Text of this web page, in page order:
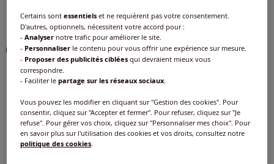
Choisir une couleur :
Taille :
Veuillez sélectionner une taille
38/40 -Disponible dans 2 semaines
Guide des tailles
25€
Certains sontessentiels et ne requièrent pas votre consentement.
D'autres, optionnels, nécessitent votre accord pour :
-Analyser notre trafic pour améliorer le site.
- Personnaliser le contenu pour vous offrir une expérience sur mesure.
- Proposer des publicités ciblées qui devraient mieux vous
correspondre.
- Faciliter lepartage sur les réseaux sociaux
Vous pouvez les modifier en cliquant sur "Gestion des cookies". Pour
consentir, cliquez sur "Accepter et fermer". Pour refuser, cliquez sur "Je
refuse". Pour gérer vos choix, cliquez sur "Personnaliser mes choix". Pour
en savoir plus sur l'utilisation des cookies et vos droits, consultez notre
politique des cookies